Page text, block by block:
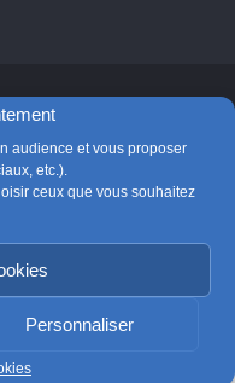
audience et vous proposer
etc.).
ceux que vous souhaitez
Personnaliser
cookies de
et activer ce
France
de France